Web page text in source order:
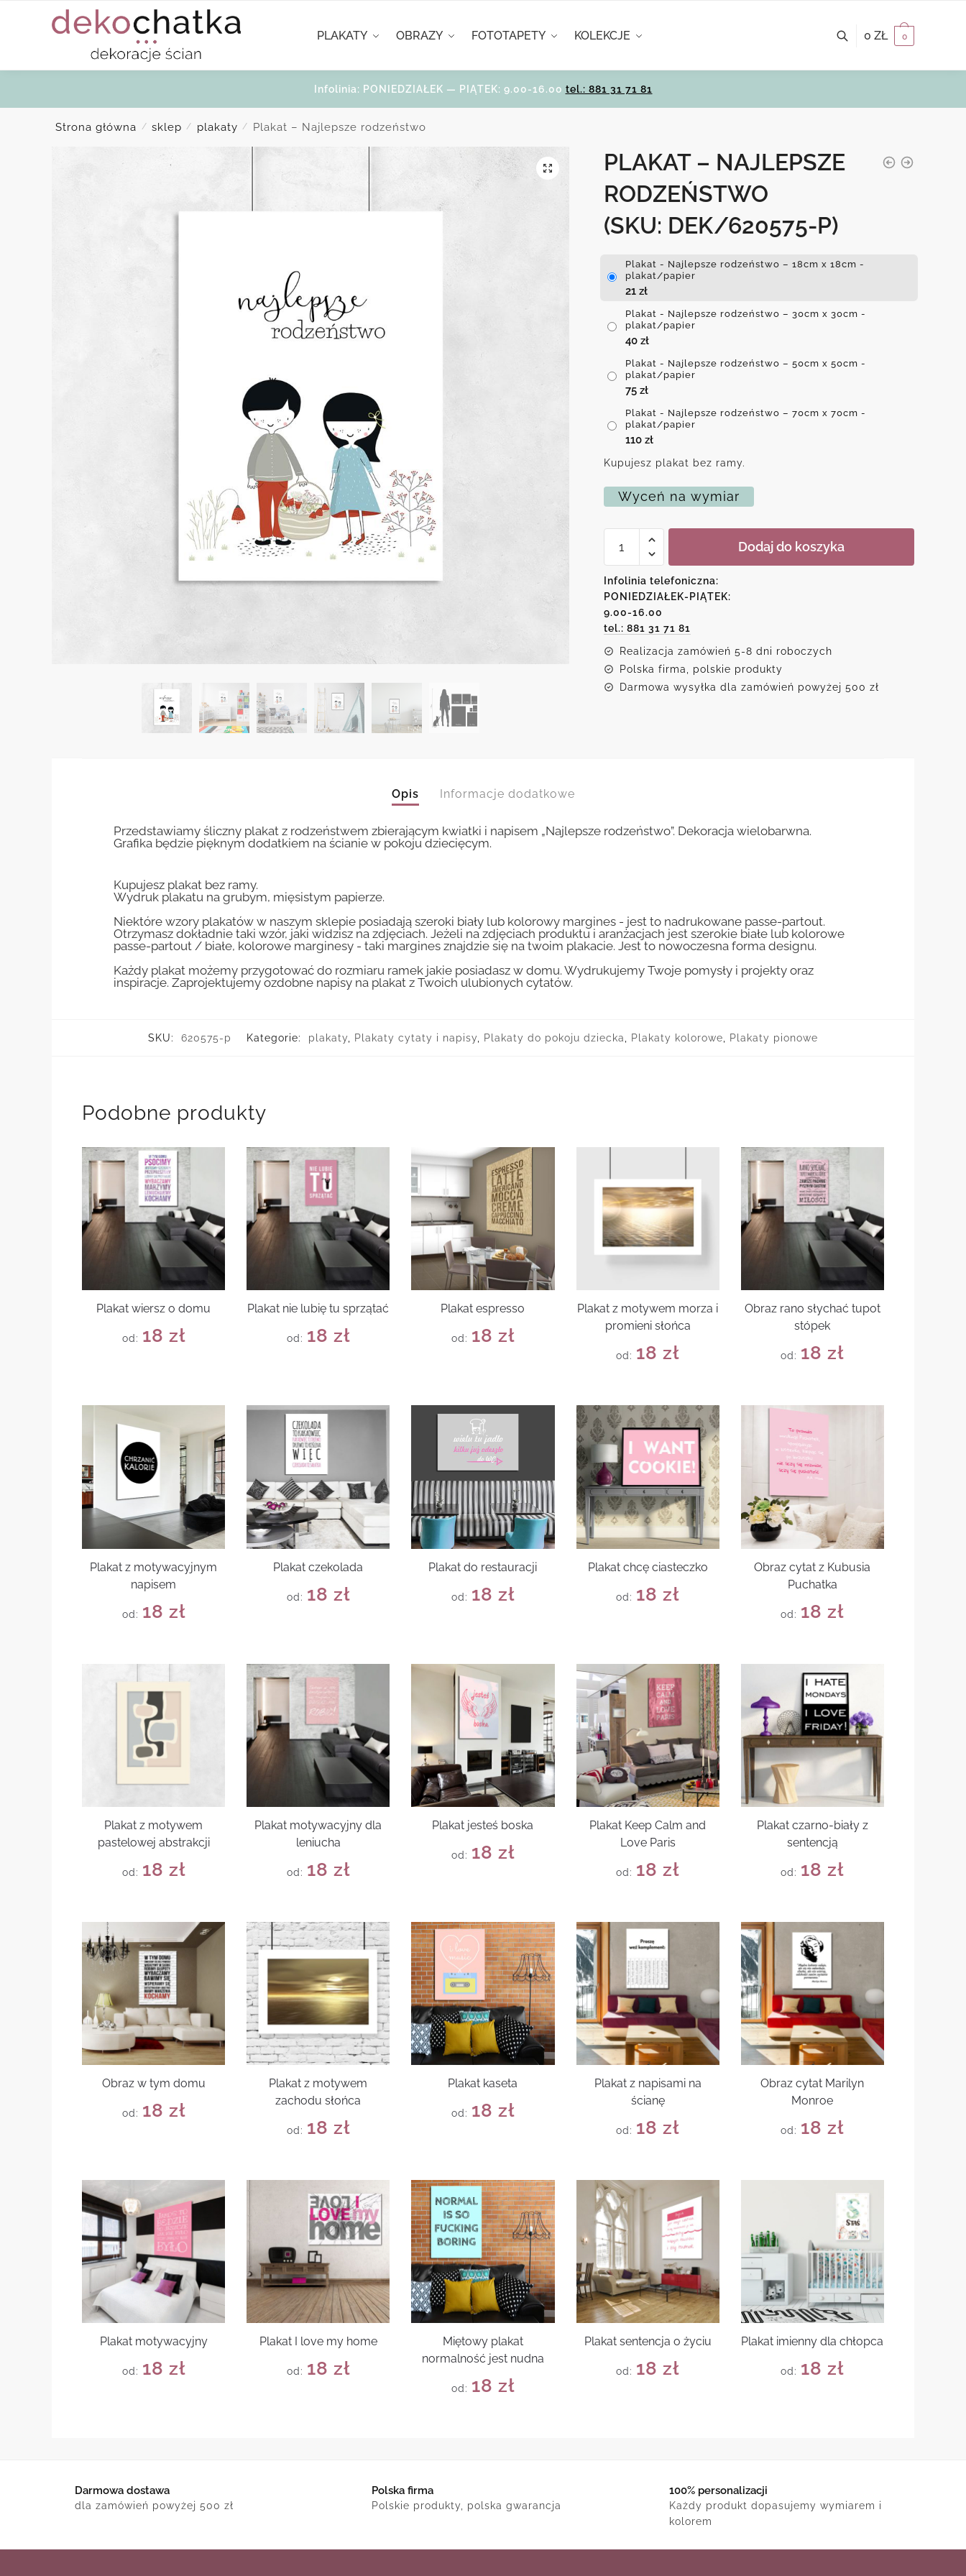
PLAKATY OBRAZY FOTOTAPETY KOLEKCJE 0 ZŁ 0
Infolinia: PONIEDZIAŁEK — PIĄTEK: 9.00-16.00 tel.: 881 31 71 81
Strona główna / sklep / plakaty / Plakat – Najlepsze rodzeństwo
PLAKAT – NAJLEPSZE
RODZEŃSTWO
(SKU: DEK/620575-P)
Plakat - Najlepsze rodzeństwo – 18cm x 18cm -
plakat/papier
21 zł
Plakat - Najlepsze rodzeństwo – 30cm x 30cm -
plakat/papier
40 zł
Plakat - Najlepsze rodzeństwo – 50cm x 50cm -
plakat/papier
75 zł
Plakat - Najlepsze rodzeństwo – 70cm x 70cm -
plakat/papier
110 zł
Kupujesz plakat bez ramy.
Wyceń na wymiar
Plakat
rodzeństwo
Dodaj do koszyka
Infolinia telefoniczna:
PONIEDZIAŁEK-PIĄTEK:
9.00-16.00
tel.: 881 31 71 81
Realizacja zamówień 5-8 dni roboczych
Polska firma, polskie produkty
Darmowa wysyłka dla zamówień powyżej 500 zł
Opis Informacje dodatkowe
Przedstawiamy śliczny plakat z rodzeństwem zbierającym kwiatki i napisem „Najlepsze rodzeństwo”. Dekoracja wielobarwna.
Grafika będzie pięknym dodatkiem na ścianie w pokoju dziecięcym.
Kupujesz plakat bez ramy.
Wydruk plakatu na grubym, mięsistym papierze.
Niektóre wzory plakatów w naszym sklepie posiadają szeroki biały lub kolorowy margines - jest to nadrukowane passe-partout.
Otrzymasz dokładnie taki wzór, jaki widzisz na zdjęciach. Jeżeli na zdjęciach produktu i aranżacjach jest szerokie białe lub kolorowe
passe-partout / białe, kolorowe marginesy - taki margines znajdzie się na twoim plakacie. Jest to nowoczesna forma designu.
Każdy plakat możemy przygotować do rozmiaru ramek jakie posiadasz w domu. Wydrukujemy Twoje pomysły i projekty oraz
inspiracje. Zaprojektujemy ozdobne napisy na plakat z Twoich ulubionych cytatów.
SKU: 620575-p Kategorie: plakaty, Plakaty cytaty i napisy, Plakaty do pokoju dziecka, Plakaty kolorowe, Plakaty pionowe
Podobne produkty
Plakat wiersz o domu
od: 18 zł
Plakat nie lubię tu sprzątać
od: 18 zł
Plakat espresso
od: 18 zł
Plakat z motywem morza i
promieni słońca
od: 18zł
Obraz rano słychać tupot
stópek
od: 18zł
Plakat z motywacyjnym
napisem
od: 18 zł
Plakat czekolada
od: 18 zł
Plakat do restauracji
od: 18 zł
Plakat chcę ciasteczko
od: 18zł
Obraz cytat z Kubusia
Puchatka
od: 18zł
Plakat z motywem
pastelowej abstrakcji
od: 18 zł
Plakat motywacyjny dla
leniucha
od: 18 zł
Plakat jesteś boska
od: 18 zł
Plakat Keep Calm and
Love Paris
od: 18zł
Plakat czarno-biały z
sentencją
od: 18zł
Obraz w tym domu
od: 18 zł
Plakat z motywem
zachodu słońca
od: 18 zł
Plakat kaseta
od: 18 zł
Plakat z napisami na
ścianę
od: 18zł
Obraz cytat Marilyn
Monroe
od: 18zł
Plakat motywacyjny
od: 18 zł
Plakat I love my home
od: 18 zł
Miętowy plakat
normalność jest nudna
od: 18 zł
Plakat sentencja o życiu
od: 18zł
Plakat imienny dla chłopca
od: 18zł
Darmowa dostawa
dla zamówień powyżej 500 zł
Polska firma
Polskie produkty, polska gwarancja
100% personalizacji
Każdy produkt dopasujemy wymiarem i
kolorem